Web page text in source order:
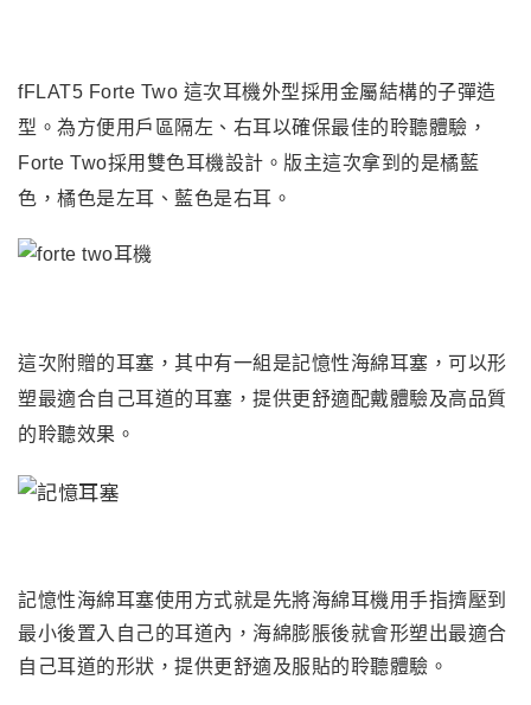
fFLAT5 Forte Two 這次耳機外型採用金屬結構的子彈造
型。為方便用戶區隔左、右耳以確保最佳的聆聽體驗，
Forte Two採用雙色耳機設計。版主這次拿到的是橘藍
色，橘色是左耳、藍色是右耳。
這次附贈的耳塞，其中有一組是記憶性海綿耳塞，可以形
塑最適合自己耳道的耳塞，提供更舒適配戴體驗及高品質
的聆聽效果。
記憶性海綿耳塞使用方式就是先將海綿耳機用手指擠壓到
最小後置入自己的耳道內 ， 海綿膨脹後就會形塑出最適合
自己耳道的形狀 ， 提供更舒適及服貼的聆聽體驗。